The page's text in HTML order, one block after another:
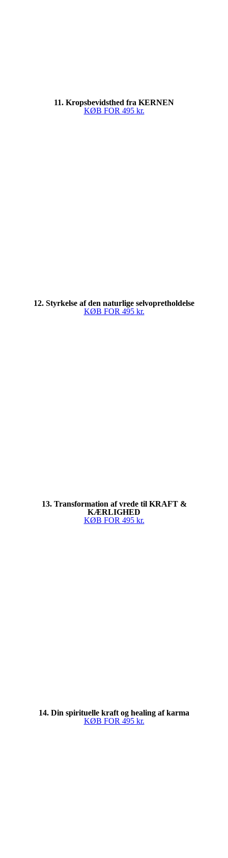
11. Kropsbevidsthed fra KERNEN
KØB FOR 495 kr.
12. Styrkelse af den naturlige selvopretholdelse
KØB FOR 495 kr.
13. Transformation af vrede til KRAFT &
KÆRLIGHED
KØB FOR 495 kr.
14. Din spirituelle kraft og healing af karma
KØB FOR 495 kr.